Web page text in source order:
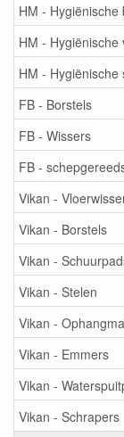
HM - Hygiënische
HM - Hygiënische
HM - Hygiënische
FB - Borstels
FB - Wissers
FB -
Vikan -
Vikan - Borstels
Vikan -
Vikan - Stelen
Vikan -
Vikan - Emmers
Vikan -
Vikan - Schrapers